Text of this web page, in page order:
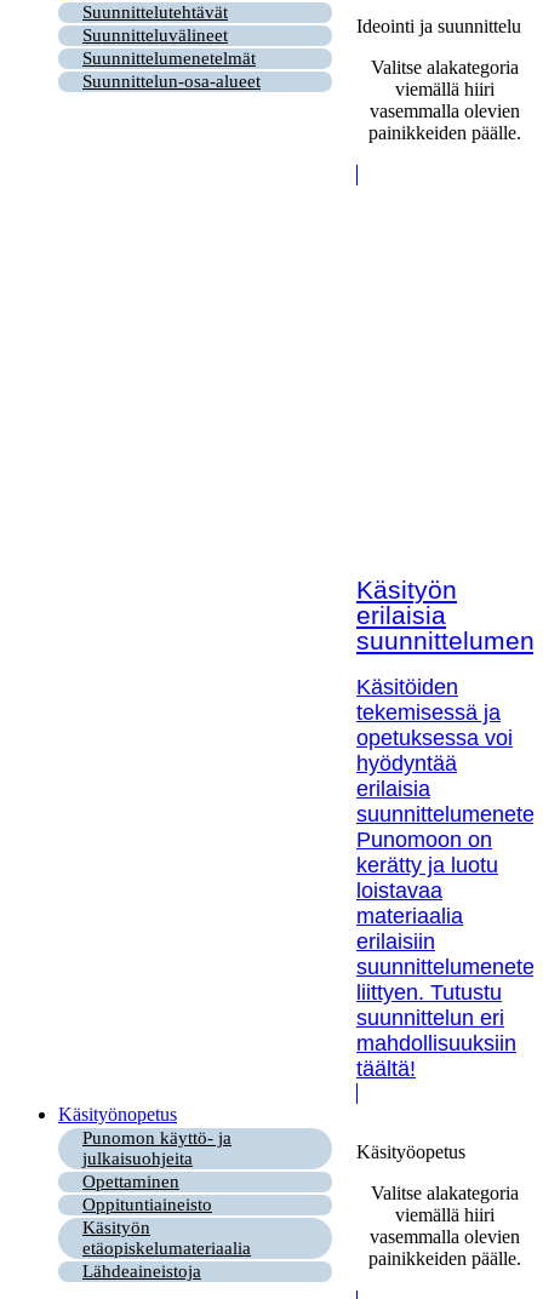
Suunnittelutehtävät
Suunnitteluvälineet
Suunnittelumenetelmät
Suunnittelun-osa-alueet
Ideointi ja suunnittelu
Valitse alakategoria
viemällä hiiri
vasemmalla olevien
painikkeiden päälle.
Käsityön
erilaisia
Käsitöiden
tekemisessä ja
opetuksessa voi
hyödyntää
erilaisia
Punomoon on
kerätty ja luotu
loistavaa
materiaalia
erilaisiin
liittyen. Tutustu
suunnittelun eri
mahdollisuuksiin
täältä!
Käsityönopetus
Punomon käyttö- ja
julkaisuohjeita
Opettaminen
Oppituntiaineisto
Käsityön
etäopiskelumateriaalia
Lähdeaineistoja
Käsityöopetus
Valitse alakategoria
viemällä hiiri
vasemmalla olevien
painikkeiden päälle.